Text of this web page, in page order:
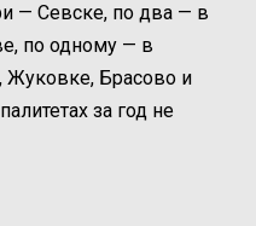
— Севске, по два — в
по одному — в
Жуковке, Брасово и
за год не